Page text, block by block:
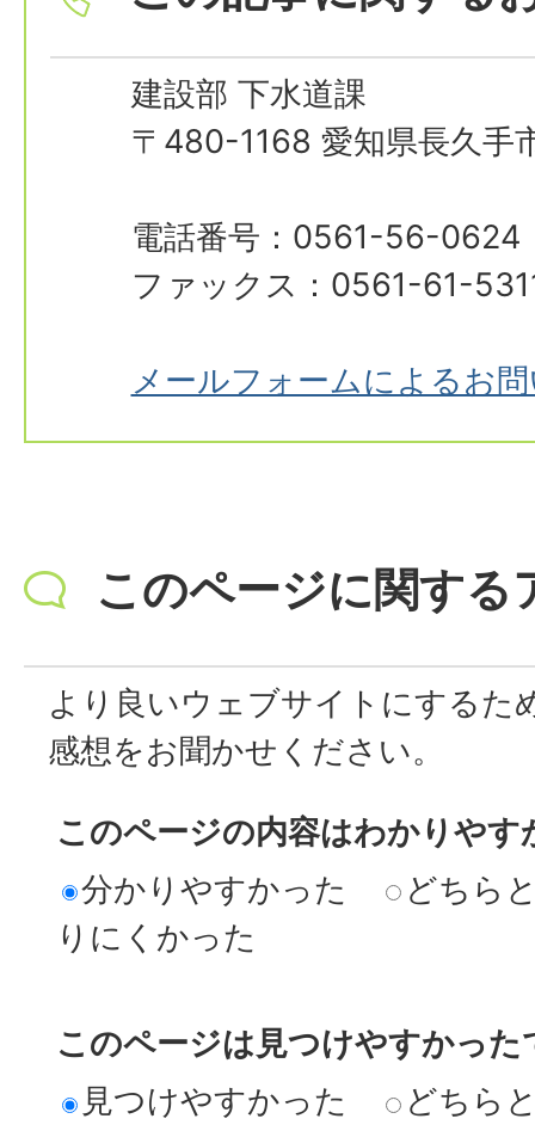
建設部 下水道課
〒480-1168 愛知県長久手
電話番号：0561-56-0624
ファックス：0561-61-
メールフォームによるお
このページに関する
より良いウェブサイトにするた
感想をお聞かせください。
このページの内容はわかりやす
分かりやすかった
どちら
りにくかった
このページは見つけやすかった
見つけやすかった
どちら